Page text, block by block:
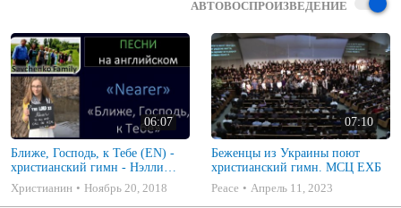
За каждый грех должна быть смерть!
7 февраля 2016г.
АВТОВОСПРОИЗВЕДЕНИЕ
06:07
Ближе, Господь, к Тебе (EN) -
христианский гимн - Нэлли
Савченко Nearer music video
Христианин Ноябрь 20, 2018
07:10
Беженцы из Украины поют
христианский гимн. МСЦ ЕХБ
Peace
Апрель 11, 2023